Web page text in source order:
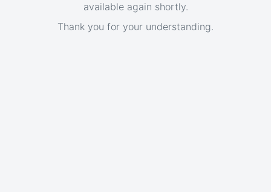
available again shortly.
Thank you for your understanding.